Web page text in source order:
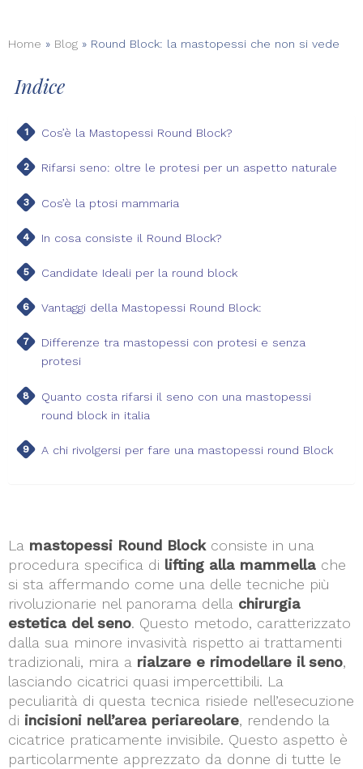
Home » Blog » Round Block: la mastopessi che non si vede
Indice
Cos’è la Mastopessi Round Block?
Rifarsi seno: oltre le protesi per un aspetto naturale
Cos’è la ptosi mammaria
In cosa consiste il Round Block?
Candidate Ideali per la round block
Vantaggi della Mastopessi Round Block:
Differenze tra mastopessi con protesi e senza
protesi
Quanto costa rifarsi il seno con una mastopessi
round block in italia
A chi rivolgersi per fare una mastopessi round Block
La mastopessi Round Blockconsiste in una
procedura specifica di lifting alla mammella che
si sta affermando come una delle tecniche più
rivoluzionarie nel panorama della chirurgia
estetica del seno. Questo metodo, caratterizzato
dalla sua minore invasività rispetto ai trattamenti
tradizionali, mira a rialzare e rimodellare il seno,
lasciando cicatrici quasi impercettibili. La
peculiarità di questa tecnica risiede nell’esecuzione
di incisioni nell’area periareolare, rendendo la
cicatrice praticamente invisibile. Questo aspetto è
particolarmente apprezzato da donne di tutte le